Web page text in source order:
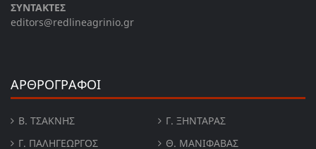
ΣΥΝΤΑΚΤΕΣ
editors@redlineagrinio.gr
ΑΡΘΡΟΓΡΑΦΟΙ
Β. ΤΣΆΚΝΗΣ
Γ. ΞΗΝΤΆΡΑΣ
Γ. ΠΑΛΗΓΕΏΡΓΟΣ
Θ. ΜΑΝΙΦΑΒΑΣ